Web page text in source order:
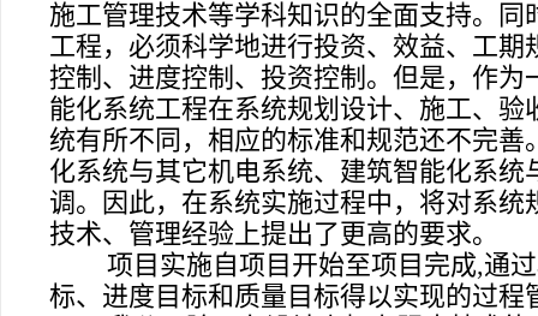
施工管理技术等学科知识的全面支持。
工程，必须科学地进行投资、效益、工
控制、进度控制、投资控制。但是，作
能化系统工程在系统规划设计、施工、
统有所不同，相应的标准和规范还不完
化系统与其它机电系统、建筑智能化系
调。因此，在系统实施过程中，将对系
技术、管理经验上提出了更高的要求。
项目实施自项目开始至项目完成,通
标、进度目标和质量目标得以实现的过程